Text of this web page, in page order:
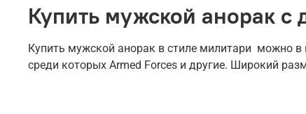
Купить мужской анорак с
Купить мужской анорак в стиле милитари можно в
среди которых Armed Forces и другие. Широкий